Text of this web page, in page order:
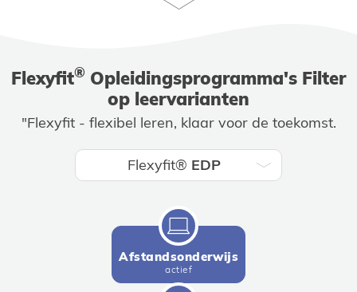
Flexyfit® Opleidingsprogramma's Filter
op leervarianten
"Flexyfit - flexibel leren, klaar voor de toekomst.
Flexyfit® EDP
Afstandsonderwijs
actief